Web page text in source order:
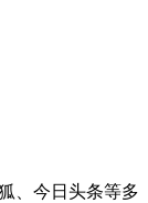
、今日头条等多